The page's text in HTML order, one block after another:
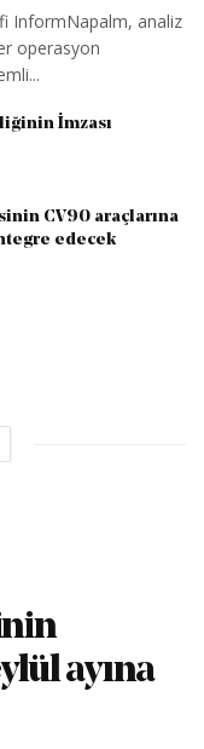
InformNapalm, analiz
operasyon
İmzası
CV90 araçlarına
edecek
ayına